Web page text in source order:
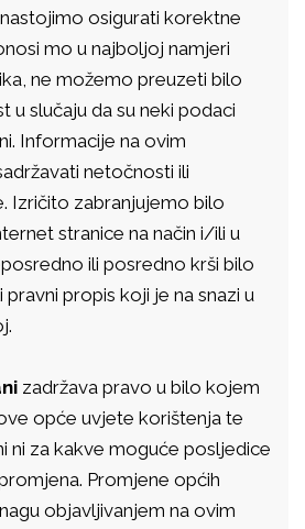
osigurati korektne
mo u najboljoj namjeri
ne možemo preuzeti bilo
u slučaju da su neki podaci
Informacije na ovim
netočnosti ili
Izričito zabranjujemo bilo
stranice na način i/ili u
ili posredno krši bilo
propis koji je na snazi u
zadržava pravo u bilo kojem
opće uvjete korištenja te
ni za kakve moguće posljedice
Promjene općih
objavljivanjem na ovim